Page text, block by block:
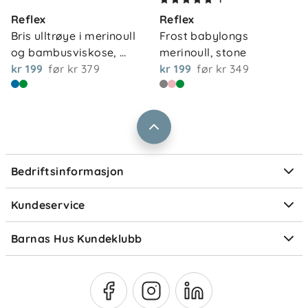
Montering: ISOFIX med støtteben
Rotasjon: 180°/360° avhengig av stol
Reflex
Bris ulltrøye i merinoull
og bambusviskose,
pale…
kr 199 før kr 379
Reflex
Frost babylongs
merinoull, stone
kr 199 før kr 349
Bedriftsinformasjon
Våre butikker
Vårt samfunnsansvar
Jobbe i Barnas Hus
Størrelsesguider
Kundeservice
Frakt og levering
Retur og reklamasjon
Salgsbetingelser
Ofte stilte spørsmål
Om Klarna
Barnas Hus Kundeklubb
Medlemsvilkår